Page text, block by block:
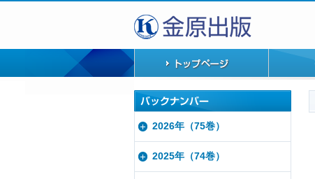
2026年（75巻）
2025年（74巻）